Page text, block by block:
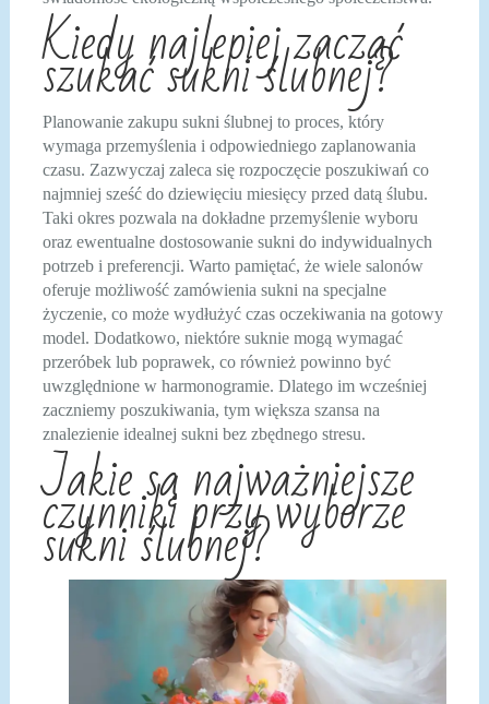
Kiedy najlepiej zacząć
szukać sukni ślubnej?
Planowanie zakupu sukni ślubnej to proces, który
wymaga przemyślenia i odpowiedniego zaplanowania
czasu. Zazwyczaj zaleca się rozpoczęcie poszukiwań co
najmniej sześć do dziewięciu miesięcy przed datą ślubu.
Taki okres pozwala na dokładne przemyślenie wyboru
oraz ewentualne dostosowanie sukni do indywidualnych
potrzeb i preferencji. Warto pamiętać, że wiele salonów
oferuje możliwość zamówienia sukni na specjalne
życzenie, co może wydłużyć czas oczekiwania na gotowy
model. Dodatkowo, niektóre suknie mogą wymagać
przeróbek lub poprawek, co również powinno być
uwzględnione w harmonogramie. Dlatego im wcześniej
zaczniemy poszukiwania, tym większa szansa na
znalezienie idealnej sukni bez zbędnego stresu.
Jakie są najważniejsze
czynniki przy wyborze
sukni ślubnej?